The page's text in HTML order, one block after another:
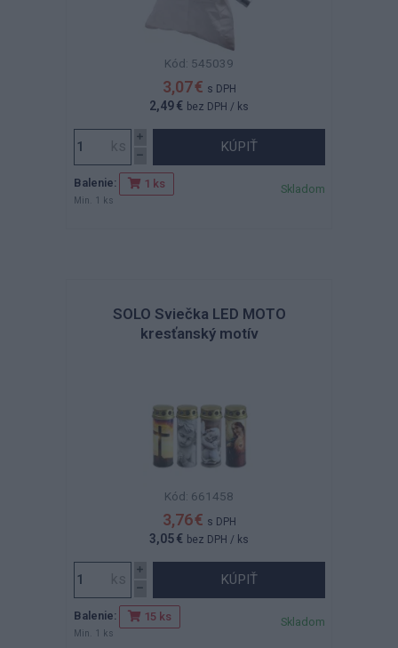
Kód: 545039
3,07 € s DPH
2,49 € bez DPH / ks
KÚPIŤ
Balenie: 1 ks
Min. 1 ks
Skladom
SOLO Sviečka LED MOTO
kresťanský motív
Kód: 661458
3,76 € s DPH
3,05 € bez DPH / ks
KÚPIŤ
Balenie: 15 ks
Min. 1 ks
Skladom